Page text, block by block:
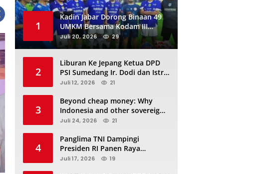
1
Kadin Jabar Dorong Binaan 49
UMKM Bersama Kodam III
Siliwangi Sambil Nobar Final
Piala Dunia, Akan Ada Investor
Juli 20, 2026 29
2
Liburan Ke Jepang Ketua DPD
PSI Sumedang Ir. Dodi dan Istri
Kibarkan Bendera PSI “Jangan
Juli 12, 2026 21
3
Beyond cheap money: Why
Indonesia and other sovereigns
are turning to panda bonds
Juli 24, 2026 21
4
Panglima TNI Dampingi
Presiden RI Panen Raya
Terpadu TNI, Perkuat
Juli 17, 2026 19